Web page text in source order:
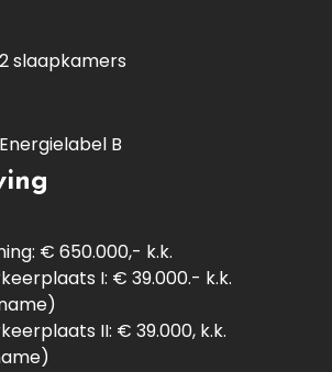
2 slaapkamers
Energielabel B
€ 650.000,- k.k.
I: € 39.000.- k.k.
II: € 39.000, k.k.